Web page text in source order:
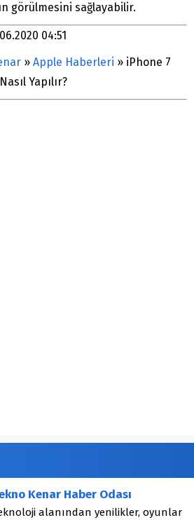
görülmesini sağlayabilir.
04:51
» Apple Haberleri » iPhone 7
Yapılır?
Kenar Haber Odası
alanından yenilikler, oyunlar